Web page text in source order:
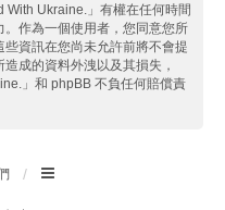
With Ukraine.」有權在任何時間
作為一個使用者，您同意您所
資訊在您尚未允許前將不會提
成的資料外洩以及其損失，
」和 phpBB 不負任何賠償責